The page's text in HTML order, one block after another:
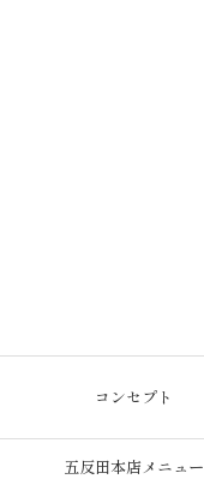
コンセプト
五反田本店メニュー